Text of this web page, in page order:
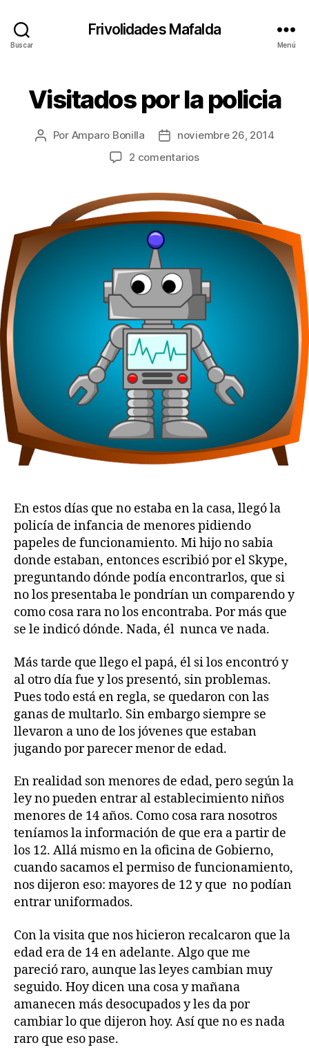
Buscar
Frivolidades Mafalda
Menú
Categorías
N
Visitados por la policia
Autor
Por Amparo Bonilla
Fecha
de
noviembre 26, 2014
2 comentariosen
la
policia
En estos días que no estaba en la casa, llegó la
policía de infancia de menores pidiendo
papeles de funcionamiento. Mi hijo no sabia
donde estaban, entonces escribió por el Skype,
preguntando dónde podía encontrarlos, que si
no los presentaba le pondrían un comparendo y
como cosa rara no los encontraba. Por más que
se le indicó dónde. Nada, él nunca ve nada.
Más tarde que llego el papá, él si los encontró y
al otro día fue y los presentó, sin problemas.
Pues todo está en regla, se quedaron con las
ganas de multarlo. Sin embargo siempre se
llevaron a uno de los jóvenes que estaban
jugando por parecer menor de edad.
En realidad son menores de edad, pero según la
ley no pueden entrar al establecimiento niños
menores de 14 años. Como cosa rara nosotros
teníamos la información de que era a partir de
los 12. Allá mismo en la oficina de Gobierno,
cuando sacamos el permiso de funcionamiento,
nos dijeron eso: mayores de 12 y que no podían
entrar uniformados.
Con la visita que nos hicieron recalcaron que la
edad era de 14 en adelante. Algo que me
pareció raro, aunque las leyes cambian muy
seguido. Hoy dicen una cosa y mañana
amanecen más desocupados y les da por
cambiar lo que dijeron hoy. Así que no es nada
raro que eso pase.